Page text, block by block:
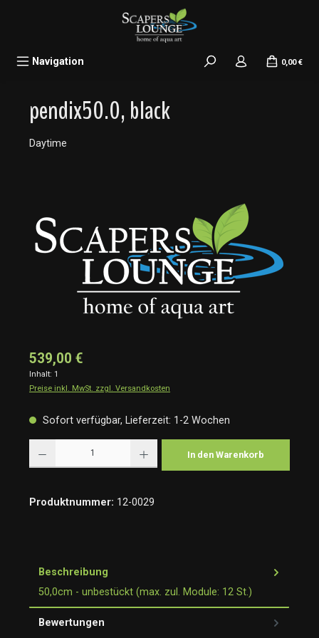
Navigation 0,00 €
pendix50.0, black
Daytime
539,00 €
Inhalt: 1
Preise inkl. MwSt. zzgl. Versandkosten
Sofort verfügbar, Lieferzeit: 1-2 Wochen
In den Warenkorb
Produktnummer: 12-0029
Beschreibung
50,0cm - unbestückt (max. zul. Module: 12 St.)
Bewertungen